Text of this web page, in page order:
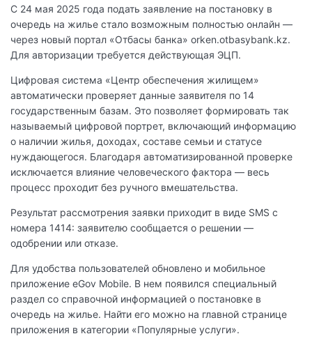
С 24 мая 2025 года подать заявление на постановку в
очередь на жилье стало возможным полностью онлайн —
через новый портал «Отбасы банка» orken.otbasybank.kz.
Для авторизации требуется действующая ЭЦП.
Цифровая система «Центр обеспечения жилищем»
автоматически проверяет данные заявителя по 14
государственным базам. Это позволяет формировать так
называемый цифровой портрет, включающий информацию
о наличии жилья, доходах, составе семьи и статусе
нуждающегося. Благодаря автоматизированной проверке
исключается влияние человеческого фактора — весь
процесс проходит без ручного вмешательства.
Результат рассмотрения заявки приходит в виде SMS с
номера 1414: заявителю сообщается о решении —
одобрении или отказе.
Для удобства пользователей обновлено и мобильное
приложение eGov Mobile. В нем появился специальный
раздел со справочной информацией о постановке в
очередь на жилье. Найти его можно на главной странице
приложения в категории «Популярные услуги».